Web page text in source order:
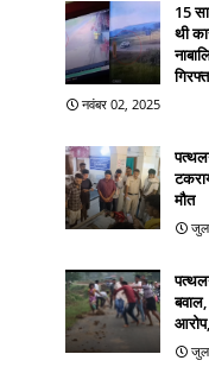
15
थी
नवंबर 02, 2025
मौत